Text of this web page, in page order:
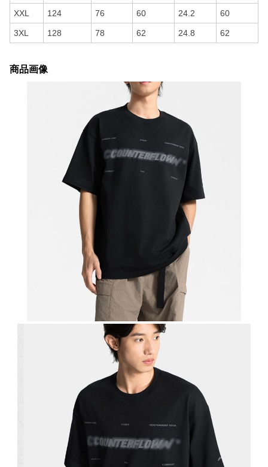
XXL 124 76 60 24.2 60
3XL 128 78 62 24.8 62
商品画像